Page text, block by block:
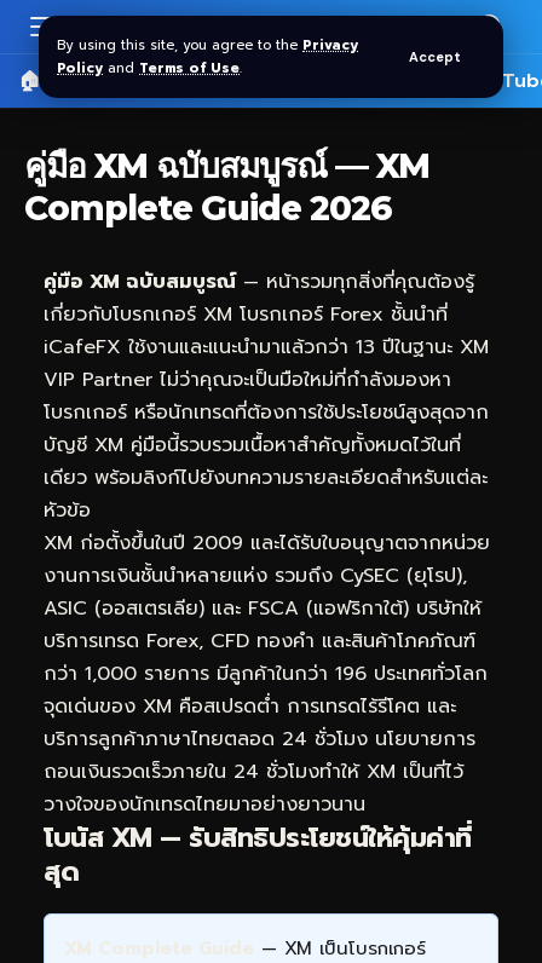
By using this site, you agree to the Privacy
Policy and Terms of Use.
Accept
🏠 หน้าแรก ราคาทอง SPDR 🎬
คู่มือ XM ฉบับสมบูรณ์ — XM
Complete Guide 2026
คู่มือ XM ฉบับสมบูรณ์— หน้ารวมทุกสิ่งที่คุณต้องรู้
เกี่ยวกับโบรกเกอร์ XM โบรกเกอร์ Forex ชั้นนำที่
iCafeFX ใช้งานและแนะนำมาแล้วกว่า 13 ปีในฐานะ XM
VIP Partner ไม่ว่าคุณจะเป็นมือใหม่ที่กำลังมองหา
โบรกเกอร์ หรือนักเทรดที่ต้องการใช้ประโยชน์สูงสุดจาก
บัญชี XM คู่มือนี้รวบรวมเนื้อหาสำคัญทั้งหมดไว้ในที่
เดียว พร้อมลิงก์ไปยังบทความรายละเอียดสำหรับแต่ละ
หัวข้อ
XM ก่อตั้งขึ้นในปี 2009 และได้รับใบอนุญาตจากหน่วย
งานการเงินชั้นนำหลายแห่ง รวมถึง CySEC (ยุโรป),
ASIC (ออสเตรเลีย) และ FSCA (แอฟริกาใต้) บริษัทให้
บริการเทรด Forex, CFD ทองคำ และสินค้าโภคภัณฑ์
กว่า 1,000 รายการ มีลูกค้าในกว่า 196 ประเทศทั่วโลก
จุดเด่นของ XM คือสเปรดต่ำ การเทรดไร้รีโคต และ
บริการลูกค้าภาษาไทยตลอด 24 ชั่วโมง นโยบายการ
ถอนเงินรวดเร็วภายใน 24 ชั่วโมงทำให้ XM เป็นที่ไว้
วางใจของนักเทรดไทยมาอย่างยาวนาน
โบนัส XM — รับสิทธิประโยชน์ให้คุ้มค่าที่
สุด
XM Complete Guide — XM เป็นโบรกเกอร์